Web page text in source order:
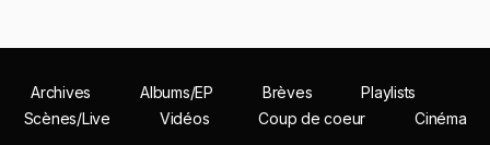
Archives Albums/EP Brèves
Playlists
Scènes/Live
Vidéos Coup de coeur Cinéma